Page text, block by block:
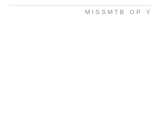
MISSMTB OP